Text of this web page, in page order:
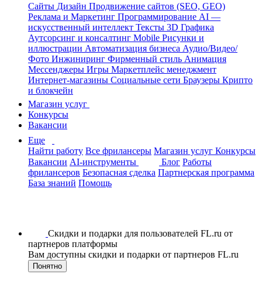
Сайты Дизайн Продвижение сайтов (SEO, GEO)
Реклама и Маркетинг Программирование AI —
искусственный интеллект Тексты 3D Графика
Аутсорсинг и консалтинг Mobile Рисунки и
иллюстрации Автоматизация бизнеса Аудио/Видео/
Фото Инжиниринг Фирменный стиль Анимация
Мессенджеры Игры Маркетплейс менеджмент
Интернет-магазины Социальные сети Браузеры Крипто
и блокчейн
Магазин услуг
Конкурсы
Вакансии
Еще
Найти работу Все фрилансеры Магазин услуг Конкурсы
Вакансии AI-инструменты Блог Работы
фрилансеров Безопасная сделка Партнерская программа
База знаний Помощь
Скидки и подарки для пользователей FL.ru от
партнеров платформы
Вам доступны скидки и подарки от партнеров FL.ru
Понятно